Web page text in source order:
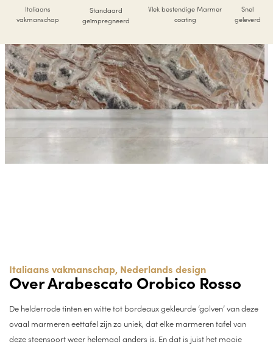
Italiaans
vakmanschap
Standaard
geïmpregneerd
Vlek bestendige Marmer
coating
Snel
geleverd
Italiaans vakmanschap, Nederlands design
Over Arabescato Orobico Rosso
De helderrode tinten en witte tot bordeaux gekleurde ‘golven’ van deze
ovaal marmeren eettafel zijn zo uniek, dat elke marmeren tafel van
deze steensoort weer helemaal anders is. En dat is juist het mooie